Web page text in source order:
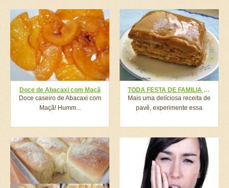
Doce de Abacaxi com Maçã
Doce caseiro de Abacaxi com
Maçã! Humm...
TODA FESTA DE FAMILIA MEU TIO ELOGIA ESSA SOBREMESA
Mais uma delíciosa receita de
pavê, experimente essa